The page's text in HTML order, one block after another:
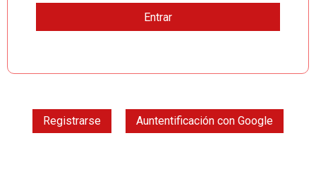
Registrarse Auntentificación con Google